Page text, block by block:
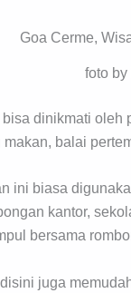
foto
dinikmati
balai
ini biasa
kantor,
bersama
juga